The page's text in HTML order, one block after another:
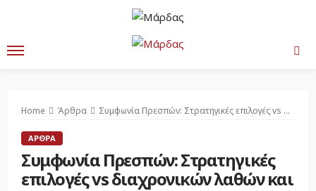
Home Άρθρα Συμφωνία Πρεσπών: Στρατηγικές επιλογές vs διαχρονικών λαθών και παραλείψεων
ΆΡΘΡΑ
Συμφωνία Πρεσπών: Στρατηγικές
επιλογές vs διαχρονικών λαθών και